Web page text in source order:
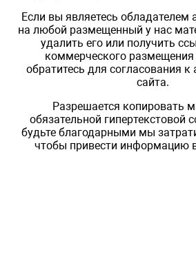
Если вы являетесь обладателем
на любой размещенный у нас
удалить его или получить
коммерческого размещения
обратитесь для согласования
сайта.
Разрешается копировать
обязательной гипертекстовой
будьте благодарными мы
чтобы привести информацию